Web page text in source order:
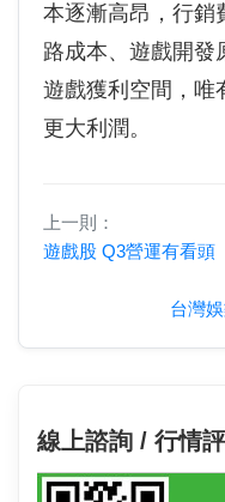
本逐漸高昂，行銷
路成本、遊戲開發
遊戲獲利空間，唯
更大利潤。
上一則：
遊戲股 Q3營運有看頭
台灣
線上諮詢 / 行情